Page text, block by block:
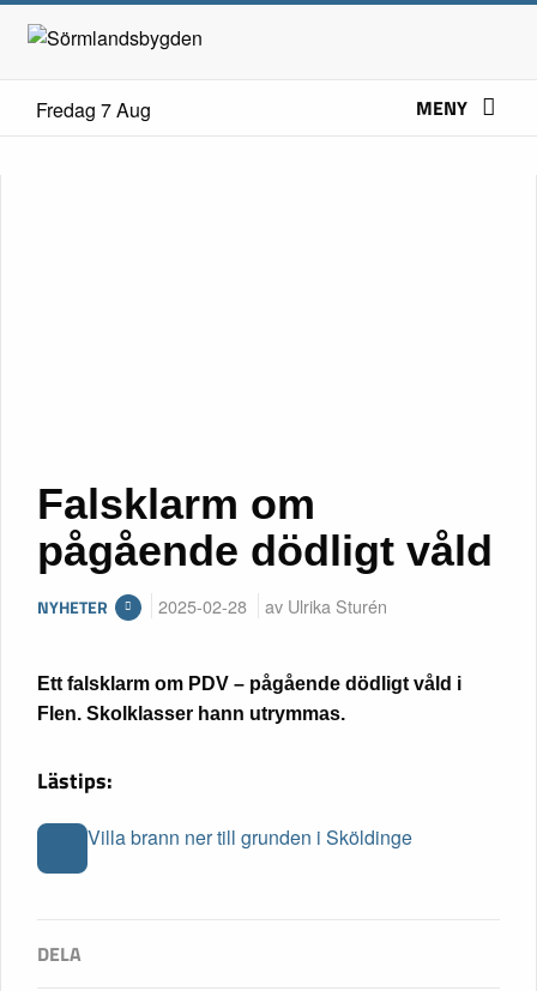
Fredag 7 Aug MENY
Falsklarm om
pågående dödligt våld
NYHETER 2025-02-28 av Ulrika Sturén
Ett falsklarm om PDV – pågående dödligt våld i
Flen. Skolklasser hann utrymmas.
Lästips:
Villa brann ner till grunden i Sköldinge